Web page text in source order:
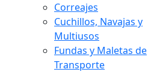
Correajes
Cuchillos, Navajas y
Multiusos
Fundas y Maletas de
Transporte